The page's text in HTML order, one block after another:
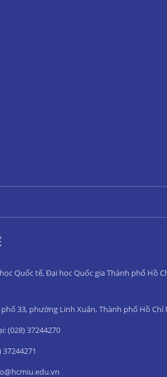
Quốc tế, Đại học Quốc gia Thành phố Hồ
33, phường Linh Xuân, Thành phố Hồ Chí
(028) 37244270